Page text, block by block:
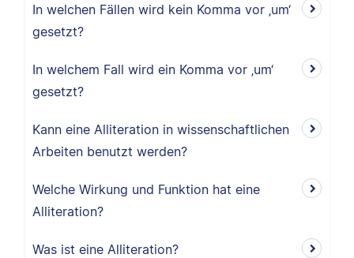
In welchen Fällen wird kein Komma vor ‚um‘
gesetzt?
In welchem Fall wird ein Komma vor ‚um‘
gesetzt?
Kann eine Alliteration in wissenschaftlichen
Arbeiten benutzt werden?
Welche Wirkung und Funktion hat eine
Alliteration?
Was ist eine Alliteration?